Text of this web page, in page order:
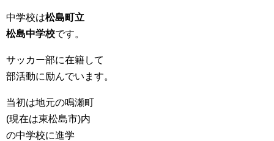
中学校は松島町立
松島中学校です。
サッカー部に在籍して
部活動に励んでいます。
当初は地元の鳴瀬町
(現在は東松島市)内
の中学校に進学